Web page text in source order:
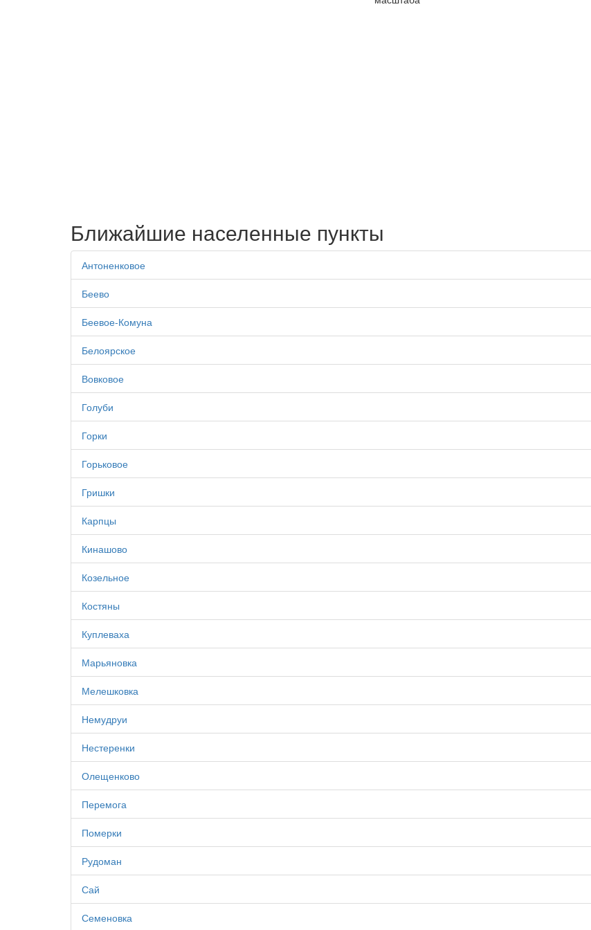
Ближайшие населенные пункты
Антоненковое
Беево
Беевое-Комуна
Белоярское
Вовковое
Голуби
Горки
Горьковое
Гришки
Карпцы
Кинашово
Козельное
Костяны
Куплеваха
Марьяновка
Мелешковка
Немудруи
Нестеренки
Олещенково
Перемога
Померки
Рудоман
Сай
Семеновка